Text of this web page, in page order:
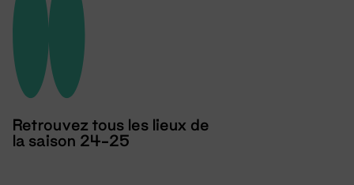
Retrouvez tous les lieux de
la saison 24-25